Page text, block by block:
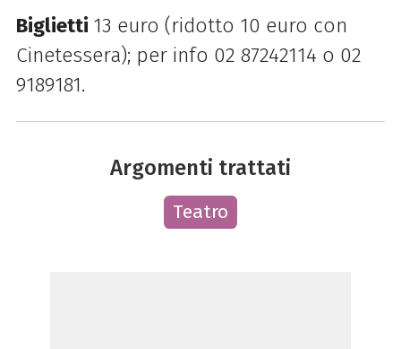
Biglietti 13 euro (ridotto 10 euro con
Cinetessera); per info 02 87242114 o 02
9189181.
Argomenti trattati
Teatro